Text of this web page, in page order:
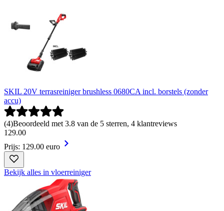
SKIL 20V terrasreiniger brushless 0680CA incl. borstels (zonder
accu)
(4)Beoordeeld met 3.8 van de 5 sterren, 4 klantreviews
129.00
Prijs: 129.00 euro
Bekijk alles in vloerreiniger